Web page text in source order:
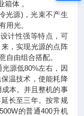
体 。
光源)，光束不产生
用光。
计性强等特点，可
，实现光源的点阵
自由组合搭配。
源低80%左右，因
温技术，使能耗降
本。并且整机的事
长至三年。按常规
的普通400升机